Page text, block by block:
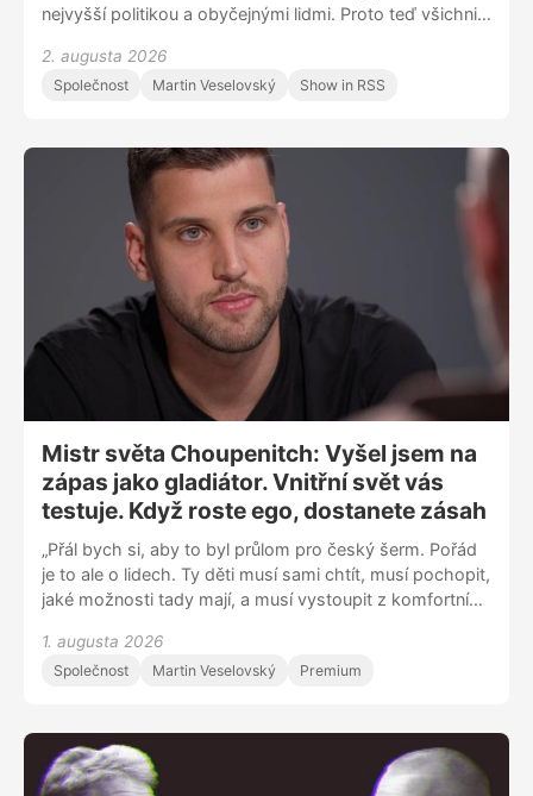
nejvyšší politikou a obyčejnými lidmi. Proto teď všichni
studentská vůdkyně a diplomatka Monika MacDonagh
Pajerová v dalším ze série rozhovorů připomínajících
A když jsme ho v roce 1992 jako Občanské hnutí
naléhavě žádali, aby nám pomohl, odmítl to. Tvrdil nám,
že v zemi strašně potřebujeme někoho nadstranického.”
2. augusta 2026
Společnost Martin Veselovský Show in RSS
Mistr světa Choupenitch: Vyšel jsem na
zápas jako gladiátor. Vnitřní svět vás
testuje. Když roste ego, dostanete zásah
„Přál bych si, aby to byl průlom pro český šerm. Pořád
je to ale o lidech. Ty děti musí sami chtít, musí pochopit,
jaké možnosti tady mají, a musí vystoupit z komfortní
trenérů na světě. Nemohou ale jen čekat, co jim řekne,
musí to vycházet z nich,“ říká mistr světa v šermu
měsíc a půl jsem se koncentroval jenom na pozitivní
věci v tréninku a zapisoval si je. A najednou mozek začal
1. augusta 2026
Společnost Martin Veselovský Premium